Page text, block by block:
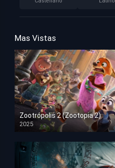
Mas Vistas
Zootrópolis 2 (Zootopia 2)
2025
HD 1080p